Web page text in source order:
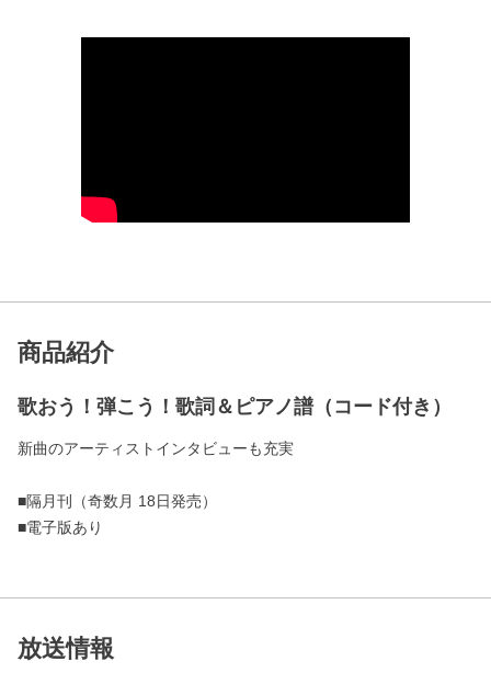
商品紹介
歌おう！弾こう！歌詞＆ピアノ譜（コード付き）
新曲のアーティストインタビューも充実
■隔月刊（奇数月 18日発売）
■電子版あり
放送情報